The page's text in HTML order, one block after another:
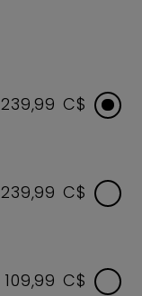
239,99 C$
239,99 C$
109,99 C$